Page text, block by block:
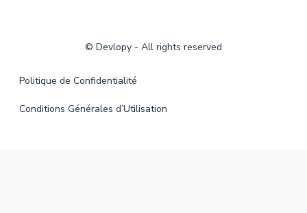
© Devlopy - All rights reserved
Politique de Confidentialité
Conditions Générales d’Utilisation